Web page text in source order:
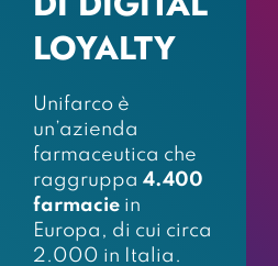
LOYALTY
Unifarco è
un’azienda
farmaceutica che
raggruppa 4.400
farmacie in
Europa, di cui circa
2.000 in Italia.